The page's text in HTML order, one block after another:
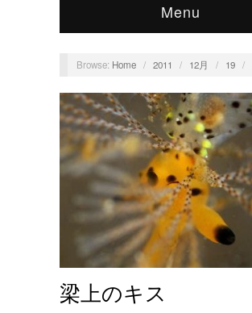
Menu
Browse: Home / 2011 / 12月 / 19 /
梁上のキス